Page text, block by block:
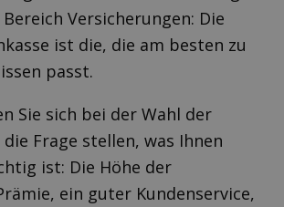
Versicherungen: Die
ist die, die am besten zu
passt.
Sie sich bei der Wahl der
die Frage stellen, was Ihnen
ist: Die Höhe der
ein guter Kundenservice,